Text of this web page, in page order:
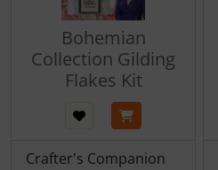
Bohemian
Collection Gilding
Flakes Kit
Crafter's Companion